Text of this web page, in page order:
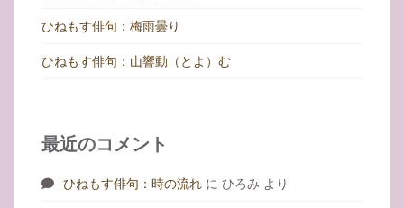
ひねもす俳句：梅雨曇り
ひねもす俳句：山響動（とよ）む
最近のコメント
ひねもす俳句：時の流れ に ひろみ より